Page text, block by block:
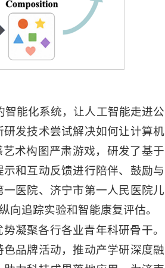
能化系统，让人工智能走进公
发技术尝试解决如何让计算机
术构图严肃游戏，研发了基于
和互动反馈进行陪伴、鼓励与
医院、济宁市第一人民医院儿
追踪实验和智能康复评估。
凝聚各行各业青年科研骨干。
品牌活动，推动产学研深度融